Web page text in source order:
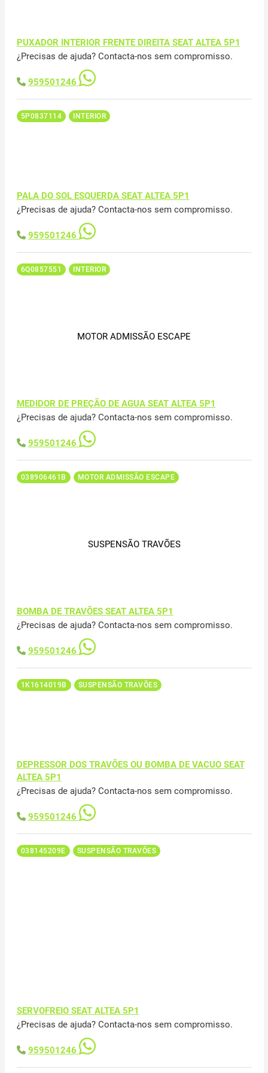
PUXADOR INTERIOR FRENTE DIREITA SEAT ALTEA 5P1
¿Precisas de ajuda? Contacta-nos sem compromisso.
959501246
5P0837114 INTERIOR
PALA DO SOL ESQUERDA SEAT ALTEA 5P1
¿Precisas de ajuda? Contacta-nos sem compromisso.
959501246
6Q0857551 INTERIOR
MOTOR ADMISSÃO ESCAPE
MEDIDOR DE PREÇÃO DE AGUA SEAT ALTEA 5P1
¿Precisas de ajuda? Contacta-nos sem compromisso.
959501246
038906461B MOTOR ADMISSÃO ESCAPE
SUSPENSÃO TRAVÕES
BOMBA DE TRAVÕES SEAT ALTEA 5P1
¿Precisas de ajuda? Contacta-nos sem compromisso.
959501246
1K1614019B SUSPENSÃO TRAVÕES
DEPRESSOR DOS TRAVÕES OU BOMBA DE VACUO SEAT
ALTEA 5P1
¿Precisas de ajuda? Contacta-nos sem compromisso.
959501246
038145209E SUSPENSÃO TRAVÕES
SERVOFREIO SEAT ALTEA 5P1
¿Precisas de ajuda? Contacta-nos sem compromisso.
959501246